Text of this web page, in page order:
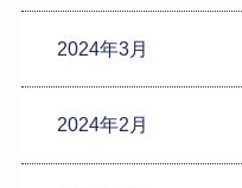
2024年3月
2024年2月